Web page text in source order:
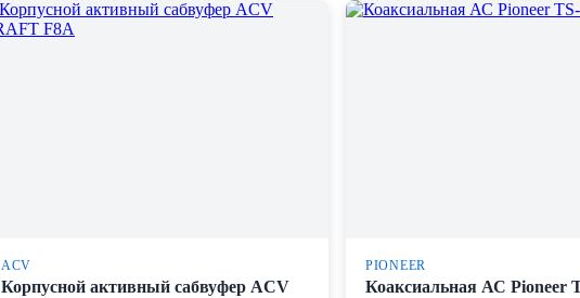
ACV
Корпусной активный сабвуфер ACV
PIONEER
Коаксиальная АС Pioneer